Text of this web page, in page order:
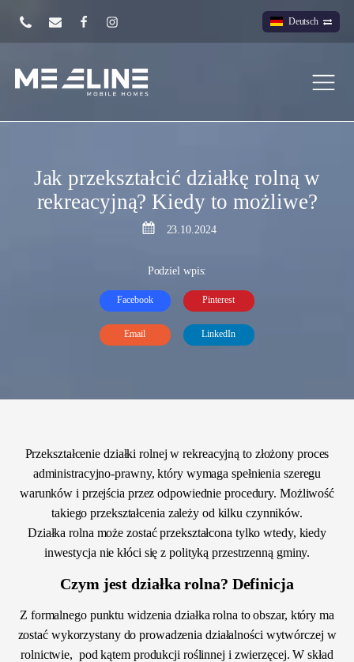
Deutsch
Jak przekształcić działkę rolną w
rekreacyjną? Kiedy to możliwe?
23.10.2024
Podziel wpis:
Facebook Pinterest
Email LinkedIn
Przekształcenie działki rolnej w rekreacyjną to złożony proces
administracyjno-prawny, który wymaga spełnienia szeregu
warunków i przejścia przez odpowiednie procedury. Możliwość
takiego przekształcenia zależy od kilku czynników.
Działka rolna może zostać przekształcona tylko wtedy, kiedy
inwestycja nie kłóci się z polityką przestrzenną gminy.
Czym jest działka rolna? Definicja
Z formalnego punktu widzenia działka rolna to obszar, który ma
zostać wykorzystany do prowadzenia działalności wytwórczej w
rolnictwie, pod kątem produkcji roślinnej i zwierzęcej. W skład